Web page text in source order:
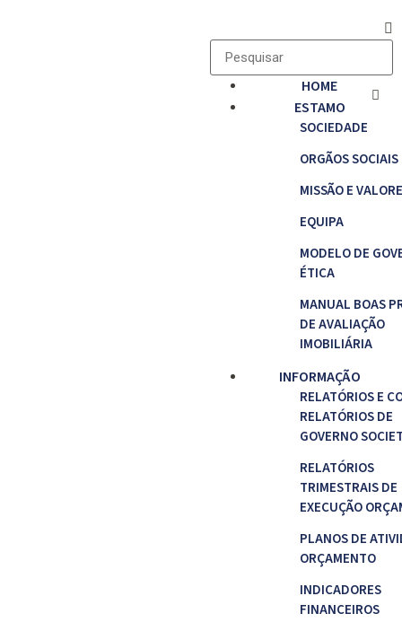
HOME
ESTAMO
SOCIEDADE
ORGÃOS SOCIAIS
MISSÃO E
EQUIPA
MODELO DE
ÉTICA
MANUAL BOAS
DE AVALIAÇÃO
IMOBILIÁRIA
INFORMAÇÃO
RELATÓRIOS E
RELATÓRIOS DE
GOVERNO
RELATÓRIOS
TRIMESTRAIS DE
EXECUÇÃO
PLANOS DE
ORÇAMENTO
INDICADORES
FINANCEIROS